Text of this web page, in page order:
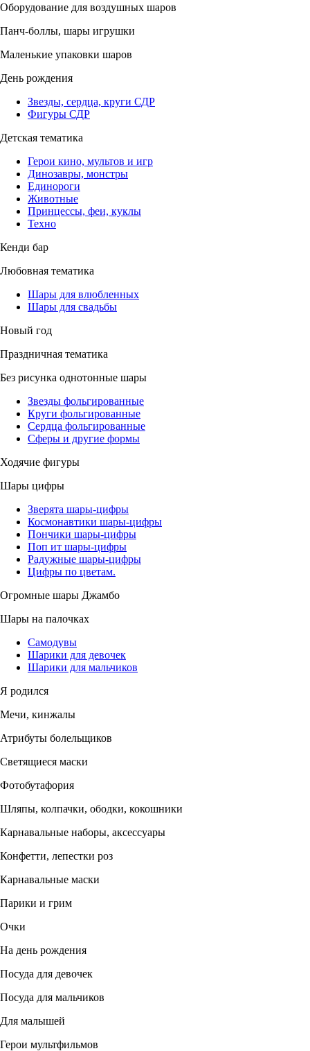
Оборудование для воздушных шаров
Панч-боллы, шары игрушки
Маленькие упаковки шаров
День рождения
Звезды, сердца, круги СДР
Фигуры СДР
Детская тематика
Герои кино, мультов и игр
Динозавры, монстры
Единороги
Животные
Принцессы, феи, куклы
Техно
Кенди бар
Любовная тематика
Шары для влюбленных
Шары для свадьбы
Новый год
Праздничная тематика
Без рисунка однотонные шары
Звезды фольгированные
Круги фольгированные
Сердца фольгированные
Сферы и другие формы
Ходячие фигуры
Шары цифры
Зверята шары-цифры
Космонавтики шары-цифры
Пончики шары-цифры
Поп ит шары-цифры
Радужные шары-цифры
Цифры по цветам.
Огромные шары Джамбо
Шары на палочках
Самодувы
Шарики для девочек
Шарики для мальчиков
Я родился
Мечи, кинжалы
Атрибуты болельщиков
Светящиеся маски
Фотобутафория
Шляпы, колпачки, ободки, кокошники
Карнавальные наборы, аксессуары
Конфетти, лепестки роз
Карнавальные маски
Парики и грим
Очки
На день рождения
Посуда для девочек
Посуда для мальчиков
Для малышей
Герои мультфильмов